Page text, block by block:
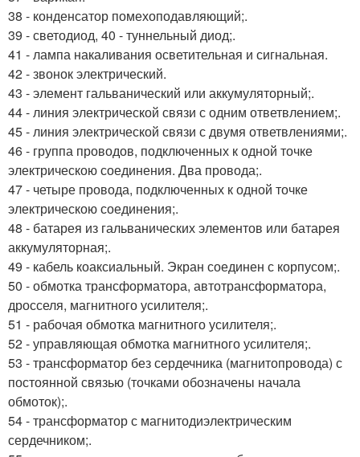
38 - конденсатор помехоподавляющий;.
39 - светодиод, 40 - туннельный диод;.
41 - лампа накаливания осветительная и сигнальная.
42 - звонок электрический.
43 - элемент гальванический или аккумуляторный;.
44 - линия электрической связи с одним ответвлением;.
45 - линия электрической связи с двумя ответвлениями;.
46 - группа проводов, подключенных к одной точке
электрическою соединения. Два провода;.
47 - четыре провода, подключенных к одной точке
электрическою соединения;.
48 - батарея из гальванических элементов или батарея
аккумуляторная;.
49 - кабель коаксиальный. Экран соединен с корпусом;.
50 - обмотка трансформатора, автотрансформатора,
дросселя, магнитного усилителя;.
51 - рабочая обмотка магнитного усилителя;.
52 - управляющая обмотка магнитного усилителя;.
53 - трансформатор без сердечника (магнитопровода) с
постоянной связью (точками обозначены начала
обмоток);.
54 - трансформатор с магнитодиэлектрическим
сердечником;.